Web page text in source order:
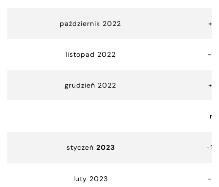
październik 2022
listopad 2022 -
grudzień 2022
styczeń 2023 -
luty 2023 -